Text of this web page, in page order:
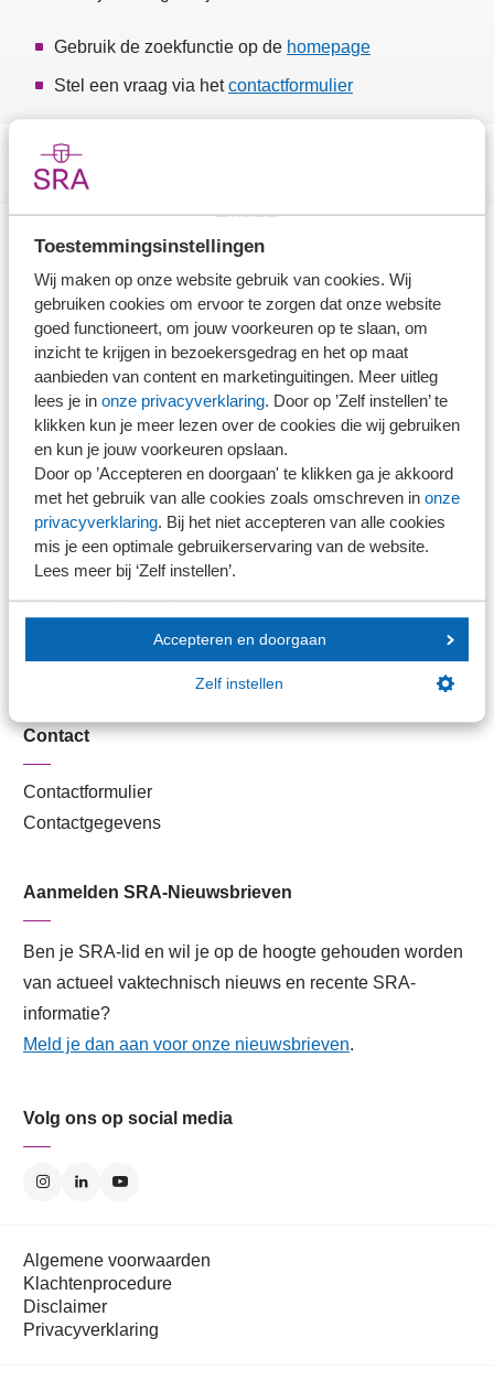
Toestemmingsinstellingen
Wij maken op onze website gebruik van cookies. Wij
gebruiken cookies om ervoor te zorgen dat onze website
goed functioneert, om jouw voorkeuren op te slaan, om
inzicht te krijgen in bezoekersgedrag en het op maat
aanbieden van content en marketinguitingen. Meer uitleg
lees je in onze privacyverklaring. Door op ’Zelf instellen’ te
klikken kun je meer lezen over de cookies die wij gebruiken
en kun je jouw voorkeuren opslaan.
Door op ’Accepteren en doorgaan' te klikken ga je akkoord
met het gebruik van alle cookies zoals omschreven in onze
privacyverklaring. Bij het niet accepteren van alle cookies
mis je een optimale gebruikerservaring van de website.
Lees meer bij ‘Zelf instellen’.
Accepteren en doorgaan
Zelf instellen
Gebruik de zoekfunctie op de homepage
Stel een vraag via hetcontactformulier
Stel je vaktechnische vraag
Branche in Zicht
Dossiers
Kantoorvinder
Nieuwsbank
Handige links
Veilig bestanden delen
SRA-gecertificeerd
Lid worden
Contact
Contactformulier
Contactgegevens
Aanmelden SRA-Nieuwsbrieven
Ben je SRA-lid en wil je op de hoogte gehouden worden
van actueel vaktechnisch nieuws en recente SRA-
informatie?
Meld je dan aan voor onze nieuwsbrieven.
Volg ons op social media
Algemene voorwaarden
Klachtenprocedure
Disclaimer
Privacyverklaring